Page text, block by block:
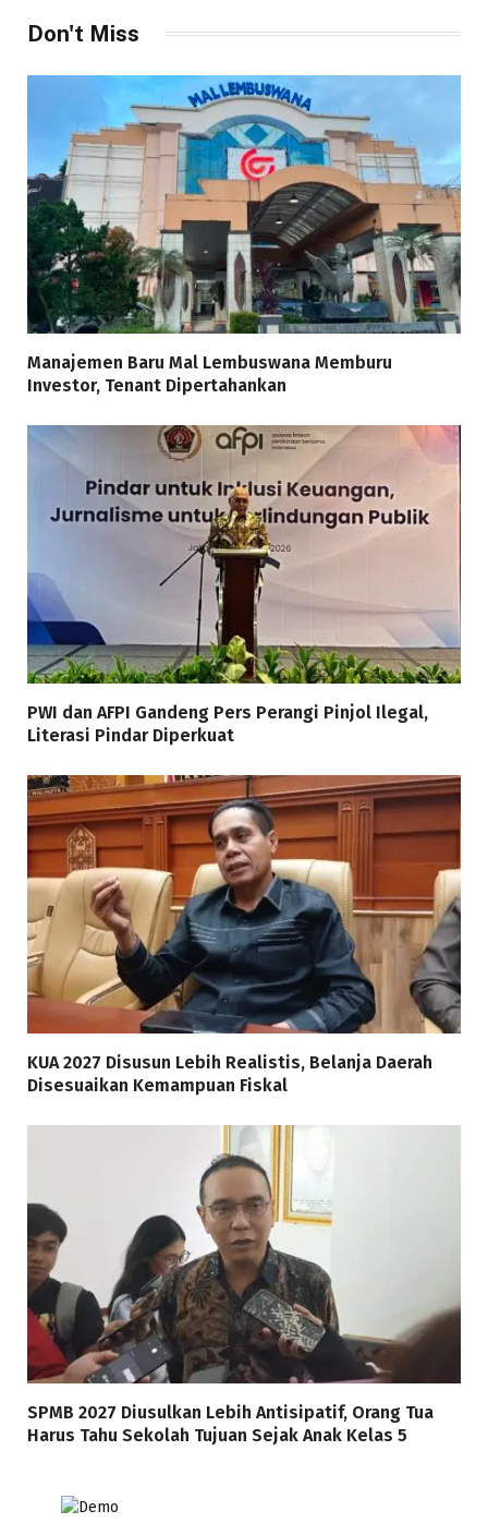
Don't Miss
Manajemen Baru Mal Lembuswana Memburu
Investor, Tenant Dipertahankan
PWI dan AFPI Gandeng Pers Perangi Pinjol Ilegal,
Literasi Pindar Diperkuat
KUA 2027 Disusun Lebih Realistis, Belanja Daerah
Disesuaikan Kemampuan Fiskal
SPMB 2027 Diusulkan Lebih Antisipatif, Orang Tua
Harus Tahu Sekolah Tujuan Sejak Anak Kelas 5